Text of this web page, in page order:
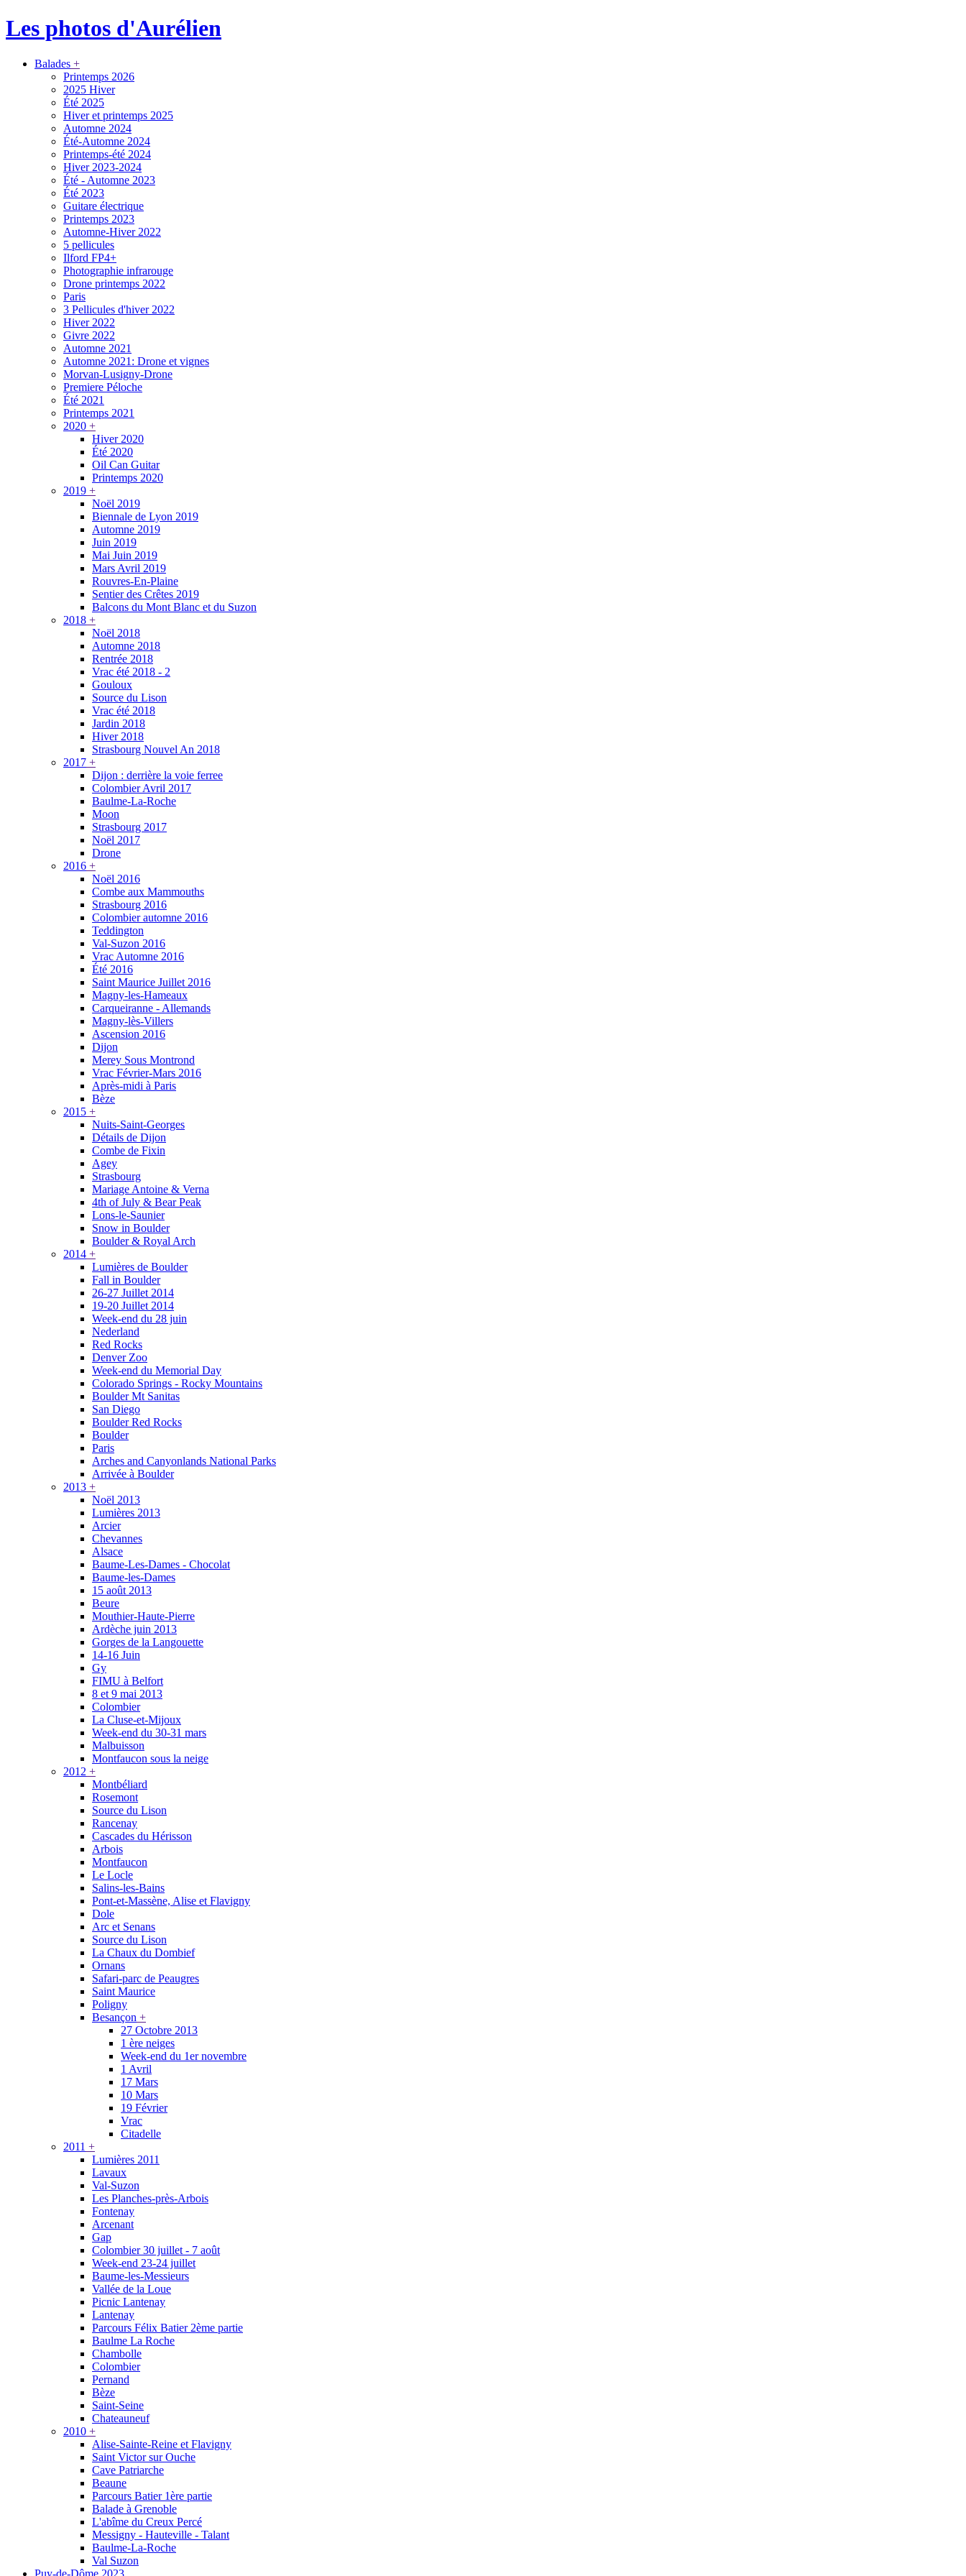
Les photos d'Aurélien
Balades +
Printemps 2026
2025 Hiver
Été 2025
Hiver et printemps 2025
Automne 2024
Été-Automne 2024
Printemps-été 2024
Hiver 2023-2024
Été - Automne 2023
Été 2023
Guitare électrique
Printemps 2023
Automne-Hiver 2022
5 pellicules
Ilford FP4+
Photographie infrarouge
Drone printemps 2022
Paris
3 Pellicules d'hiver 2022
Hiver 2022
Givre 2022
Automne 2021
Automne 2021: Drone et vignes
Morvan-Lusigny-Drone
Premiere Péloche
Été 2021
Printemps 2021
2020 +
Hiver 2020
Été 2020
Oil Can Guitar
Printemps 2020
2019 +
Noël 2019
Biennale de Lyon 2019
Automne 2019
Juin 2019
Mai Juin 2019
Mars Avril 2019
Rouvres-En-Plaine
Sentier des Crêtes 2019
Balcons du Mont Blanc et du Suzon
2018 +
Noël 2018
Automne 2018
Rentrée 2018
Vrac été 2018 - 2
Gouloux
Source du Lison
Vrac été 2018
Jardin 2018
Hiver 2018
Strasbourg Nouvel An 2018
2017 +
Dijon : derrière la voie ferree
Colombier Avril 2017
Baulme-La-Roche
Moon
Strasbourg 2017
Noël 2017
Drone
2016 +
Noël 2016
Combe aux Mammouths
Strasbourg 2016
Colombier automne 2016
Teddington
Val-Suzon 2016
Vrac Automne 2016
Été 2016
Saint Maurice Juillet 2016
Magny-les-Hameaux
Carqueiranne - Allemands
Magny-lès-Villers
Ascension 2016
Dijon
Merey Sous Montrond
Vrac Février-Mars 2016
Après-midi à Paris
Bèze
2015 +
Nuits-Saint-Georges
Détails de Dijon
Combe de Fixin
Agey
Strasbourg
Mariage Antoine & Verna
4th of July & Bear Peak
Lons-le-Saunier
Snow in Boulder
Boulder & Royal Arch
2014 +
Lumières de Boulder
Fall in Boulder
26-27 Juillet 2014
19-20 Juillet 2014
Week-end du 28 juin
Nederland
Red Rocks
Denver Zoo
Week-end du Memorial Day
Colorado Springs - Rocky Mountains
Boulder Mt Sanitas
San Diego
Boulder Red Rocks
Boulder
Paris
Arches and Canyonlands National Parks
Arrivée à Boulder
2013 +
Noël 2013
Lumières 2013
Arcier
Chevannes
Alsace
Baume-Les-Dames - Chocolat
Baume-les-Dames
15 août 2013
Beure
Mouthier-Haute-Pierre
Ardèche juin 2013
Gorges de la Langouette
14-16 Juin
Gy
FIMU à Belfort
8 et 9 mai 2013
Colombier
La Cluse-et-Mijoux
Week-end du 30-31 mars
Malbuisson
Montfaucon sous la neige
2012 +
Montbéliard
Rosemont
Source du Lison
Rancenay
Cascades du Hérisson
Arbois
Montfaucon
Le Locle
Salins-les-Bains
Pont-et-Massène, Alise et Flavigny
Dole
Arc et Senans
Source du Lison
La Chaux du Dombief
Ornans
Safari-parc de Peaugres
Saint Maurice
Poligny
Besançon +
27 Octobre 2013
1 ère neiges
Week-end du 1er novembre
1 Avril
17 Mars
10 Mars
19 Février
Vrac
Citadelle
2011 +
Lumières 2011
Lavaux
Val-Suzon
Les Planches-près-Arbois
Fontenay
Arcenant
Gap
Colombier 30 juillet - 7 août
Week-end 23-24 juillet
Baume-les-Messieurs
Vallée de la Loue
Picnic Lantenay
Lantenay
Parcours Félix Batier 2ème partie
Baulme La Roche
Chambolle
Colombier
Pernand
Bèze
Saint-Seine
Chateauneuf
2010 +
Alise-Sainte-Reine et Flavigny
Saint Victor sur Ouche
Cave Patriarche
Beaune
Parcours Batier 1ère partie
Balade à Grenoble
L'abîme du Creux Percé
Messigny - Hauteville - Talant
Baulme-La-Roche
Val Suzon
Puy-de-Dôme 2023